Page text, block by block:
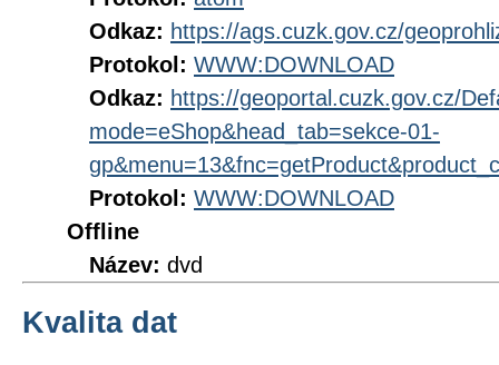
Odkaz: https://ags.cuzk.gov.cz/
Protokol: WWW:DOWNLOAD
Odkaz: https://geoportal.cuzk.gov.cz/
mode=eShop&head_tab=sekce-01-
Protokol: WWW:DOWNLOAD
Offline
Název: dvd
Kvalita dat